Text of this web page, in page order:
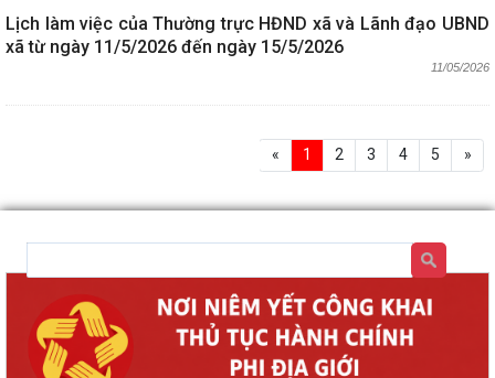
Lịch làm việc của Thường trực HĐND xã và Lãnh đạo UBND
xã từ ngày 11/5/2026 đến ngày 15/5/2026
11/05/2026
« 1 2 3 4 5 »